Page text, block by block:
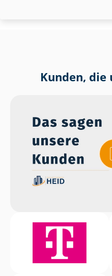
Kunden,